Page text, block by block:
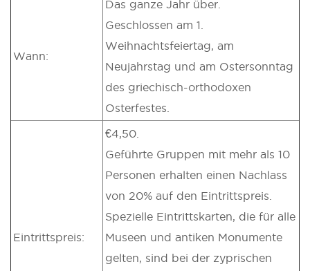
Wann:
Das ganze Jahr über.
Geschlossen am 1.
Weihnachtsfeiertag, am
Neujahrstag und am Ostersonntag
des griechisch-orthodoxen
Osterfestes.
Eintrittspreis:
€4,50.
Geführte Gruppen mit mehr als 10
Personen erhalten einen Nachlass
von 20% auf den Eintrittspreis.
Spezielle Eintrittskarten, die für alle
Museen und antiken Monumente
gelten, sind bei der zyprischen